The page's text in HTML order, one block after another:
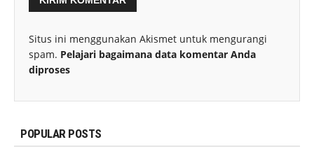
Situs ini menggunakan Akismet untuk mengurangi
spam. Pelajari bagaimana data komentar Anda
diproses
POPULAR POSTS